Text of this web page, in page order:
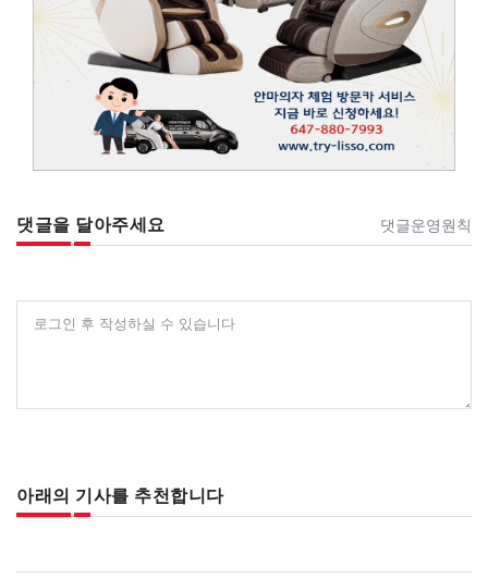
댓글을 달아주세요 댓글운영원칙
로그인 후 작성하실 수 있습니다
아래의 기사를 추천합니다